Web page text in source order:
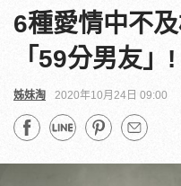
6種愛情中不
「59分男友」!
姊妹淘 2020年10月24日 09:00